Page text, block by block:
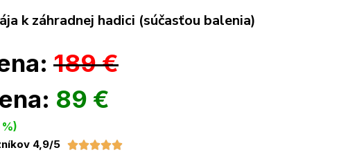
k záhradnej hadici (súčasťou balenia)
189 €
89 €
4,9/5 